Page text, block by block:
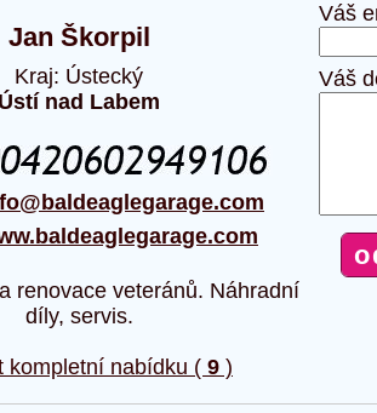
Jan Škorpil
Kraj: Ústecký
Ústí nad Labem
renovace veteránů. Náhradní
díly, servis.
kompletní nabídku ( 9 )
Váš
Váš